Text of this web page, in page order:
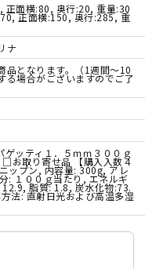
正面横:80, 奥行:20, 重量:30
正面横:150, 奥行:285, 重
ナ
品となります。（1週間～10
る場合がございますのでご了
ゲッティ１．５ｍｍ３００ｇ
お取り寄せ品 【購入入数４
ップン, 内容量: 300g, アレ
: １００ｇ当たり, エネルギ
脂質: 1.8, 炭水化物:73.
法: 直射日光および高温多湿